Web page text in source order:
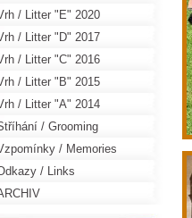
/ Litter "E" 2020
/ Litter "D" 2017
/ Litter "C" 2016
/ Litter "B" 2015
/ Litter "A" 2014
/ Grooming
/ Memories
/ Links